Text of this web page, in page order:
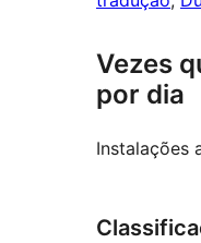
Vezes
por dia
Instalações